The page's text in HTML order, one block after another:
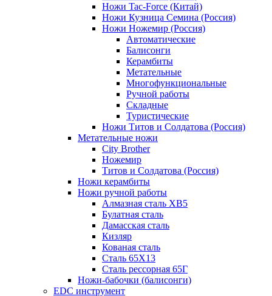
Ножи Tac-Force (Китай)
Ножи Кузница Семина (Россия)
Ножи Ножемир (Россия)
Автоматические
Балисонги
Керамбиты
Метательные
Многофункциональные
Ручной работы
Складные
Туристические
Ножи Титов и Солдатова (Россия)
Метательные ножи
City Brother
Ножемир
Титов и Солдатова (Россия)
Ножи керамбиты
Ножи ручной работы
Алмазная сталь ХВ5
Булатная сталь
Дамасская сталь
Кизляр
Кованая сталь
Сталь 65Х13
Сталь рессорная 65Г
Ножи-бабочки (балисонги)
EDC инструмент